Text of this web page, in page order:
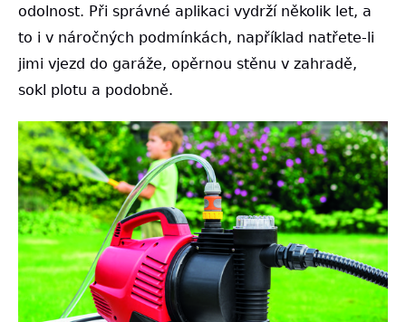
odolnost. Při správné aplikaci vydrží několik let, a
to i v náročných podmínkách, například natřete-li
jimi vjezd do garáže, opěrnou stěnu v zahradě,
sokl plotu a podobně.